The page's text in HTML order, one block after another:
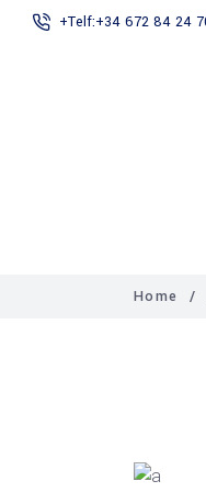
+Telf:+34 672 84 24
Home /